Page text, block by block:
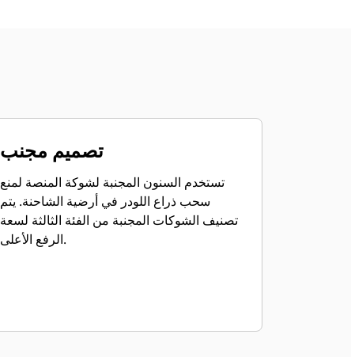
تصميم مجنب
تستخدم السنون المجنبة لشوكة المنصة لمنع
سحب ذراع اللودر في أرضية الشاحنة. يتم
تصنيف الشوكات المجنبة من الفئة الثالثة لسعة
الرفع الأعلى.